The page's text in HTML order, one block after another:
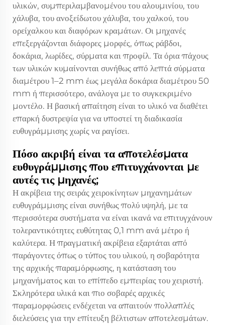
υλικών, συμπεριλαμβανομένου του αλουμινίου, του
χάλυβα, του ανοξείδωτου χάλυβα, του χαλκού, του
ορείχαλκου και διαφόρων κραμάτων. Οι μηχανές
επεξεργάζονται διάφορες μορφές, όπως ράβδοι,
δοκάρια, λωρίδες, σύρματα και προφίλ. Τα όρια πάχους
των υλικών κυμαίνονται συνήθως από λεπτά σύρματα
διαμέτρου 1–2 mm έως μεγάλα δοκάρια διαμέτρου 50
mm ή περισσότερο, ανάλογα με το συγκεκριμένο
μοντέλο. Η βασική απαίτηση είναι το υλικό να διαθέτει
επαρκή δυστρεψία για να υποστεί τη διαδικασία
ευθυγράμμισης χωρίς να ραγίσει.
Πόσο ακριβή είναι τα αποτελέσματα
ευθυγράμμισης που επιτυγχάνονται με
αυτές τις μηχανές;
Η ακρίβεια της σειράς χειροκίνητων μηχανημάτων
ευθυγράμμισης είναι συνήθως πολύ υψηλή, με τα
περισσότερα συστήματα να είναι ικανά να επιτυγχάνουν
τολεραντικότητες ευθύτητας 0,1 mm ανά μέτρο ή
καλύτερα. Η πραγματική ακρίβεια εξαρτάται από
παράγοντες όπως ο τύπος του υλικού, η σοβαρότητα
της αρχικής παραμόρφωσης, η κατάσταση του
μηχανήματος και το επίπεδο εμπειρίας του χειριστή.
Σκληρότερα υλικά και πιο σοβαρές αρχικές
παραμορφώσεις ενδέχεται να απαιτούν πολλαπλές
διελεύσεις για την επίτευξη βέλτιστων αποτελεσμάτων.